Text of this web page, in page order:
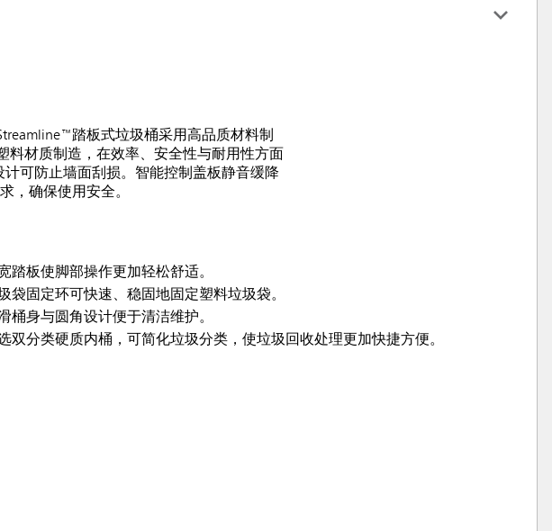
踏板式垃圾桶采用高品质材料制
材质制造，在效率、安全性与耐用性方面
可防止墙面刮损。智能控制盖板静音缓降
，确保使用安全。
踏板使脚部操作更加轻松舒适。
袋固定环可快速、稳固地固定塑料垃圾袋。
桶身与圆角设计便于清洁维护。
双分类硬质内桶，可简化垃圾分类，使垃圾回收处理更加快捷方便。